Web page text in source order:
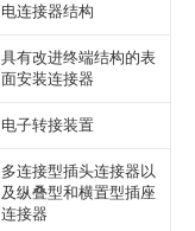
电连接器结构
具有改进终端结构的表
面安装连接器
电子转接装置
多连接型插头连接器以
及纵叠型和横置型插座
连接器